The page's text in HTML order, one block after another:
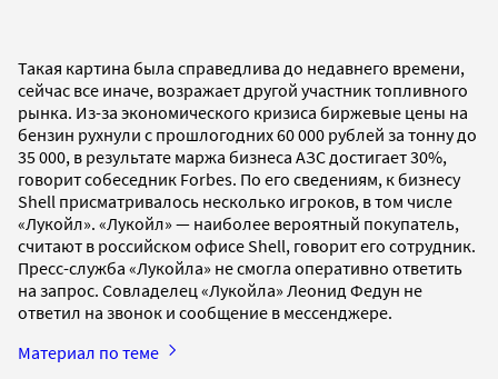
Такая картина была справедлива до недавнего времени,
сейчас все иначе, возражает другой участник топливного
рынка. Из-за экономического кризиса биржевые цены на
бензин рухнули с прошлогодних 60 000 рублей за тонну до
35 000, в результате маржа бизнеса АЗС достигает 30%,
говорит собеседник Forbes. По его сведениям, к бизнесу
Shell присматривалось несколько игроков, в том числе
«Лукойл». «Лукойл» — наиболее вероятный покупатель,
считают в российском офисе Shell, говорит его сотрудник.
Пресс-служба «Лукойла» не смогла оперативно ответить
на запрос. Совладелец «Лукойла» Леонид Федун не
ответил на звонок и сообщение в мессенджере.
Материал по теме